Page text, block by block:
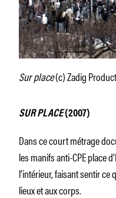
Sur place(c) Zadig
SUR PLACE(2007)
Dans ce court métrage
les manifs anti-CPE place
l’intérieur, faisant sentir
lieux et aux corps.